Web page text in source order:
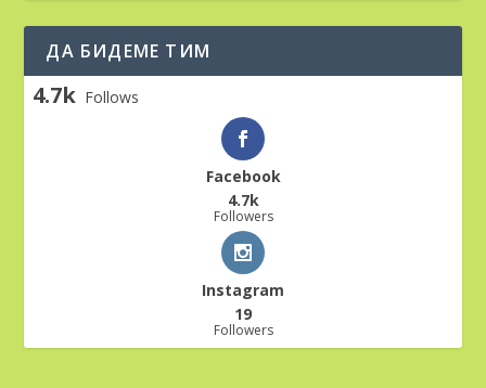
ДА БИДЕМЕ ТИМ
4.7k Follows
Facebook
4.7k
Followers
Instagram
19
Followers